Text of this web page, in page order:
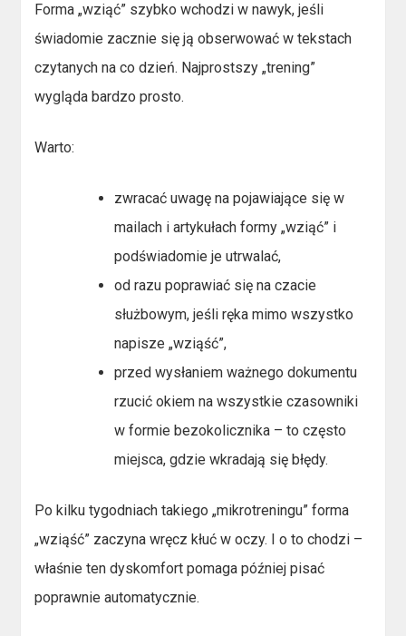
Forma „wziąć” szybko wchodzi w nawyk, jeśli
świadomie zacznie się ją obserwować w tekstach
czytanych na co dzień. Najprostszy „trening”
wygląda bardzo prosto.
Warto:
zwracać uwagę na pojawiające się w
mailach i artykułach formy „wziąć” i
podświadomie je utrwalać,
od razu poprawiać się na czacie
służbowym, jeśli ręka mimo wszystko
napisze „wziąść”,
przed wysłaniem ważnego dokumentu
rzucić okiem na wszystkie czasowniki
w formie bezokolicznika – to często
miejsca, gdzie wkradają się błędy.
Po kilku tygodniach takiego „mikrotreningu” forma
„wziąść” zaczyna wręcz kłuć w oczy. I o to chodzi –
właśnie ten dyskomfort pomaga później pisać
poprawnie automatycznie.